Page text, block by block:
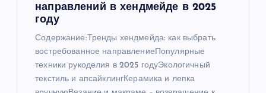
направлений в хендмейде в 2025
году
Содержание:Тренды хендмейда: как выбрать
востребованное направлениеПопулярные
техники рукоделия в 2025 годуЭкологичный
текстиль и апсайклингКерамика и лепка